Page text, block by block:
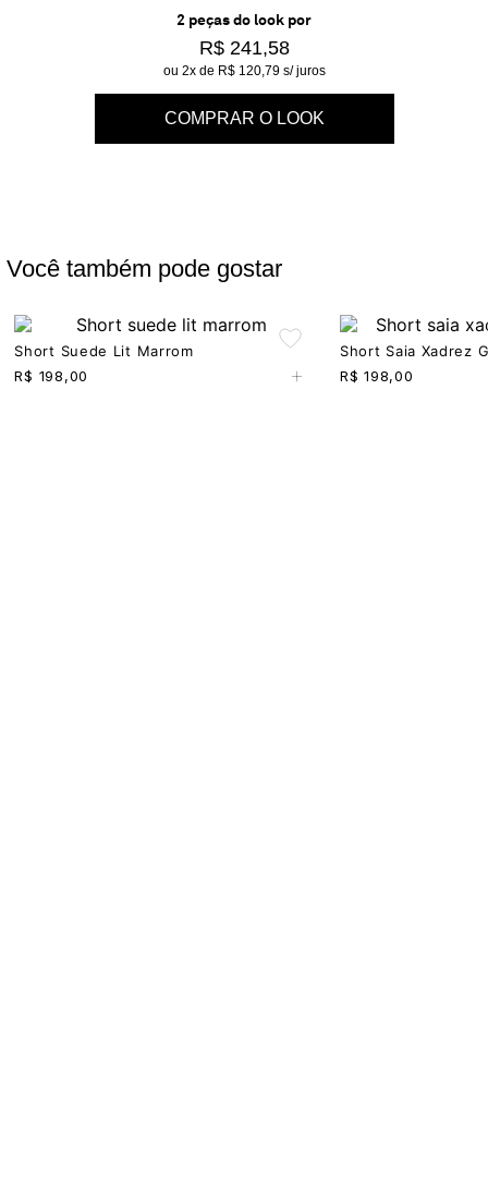
2 peçasdo look por
R$ 241,58
ou 2x de R$ 120,79 s/ juros
COMPRAR O LOOK
Você também pode gostar
Short Suede Lit Marrom
+
R$ 198,00
Short Saia Xadrez
R$ 198,00